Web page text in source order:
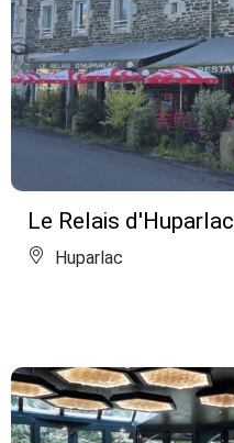
Le Relais d'Huparlac
Huparlac